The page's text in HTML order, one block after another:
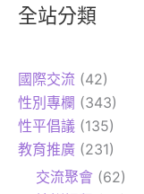
全站分類
國際交流 (42)
性別專欄 (343)
性平倡議 (135)
教育推廣 (231)
交流聚會 (62)